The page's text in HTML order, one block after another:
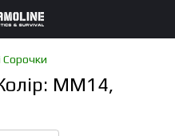
Сорочки
ММ14,